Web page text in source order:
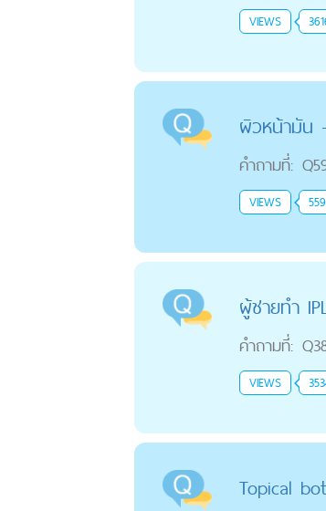
VIEWS
ผิวหน้ามัน
คำถามที่:
VIEWS
ผู้ชายทำ
คำถามที่:
VIEWS
Topical